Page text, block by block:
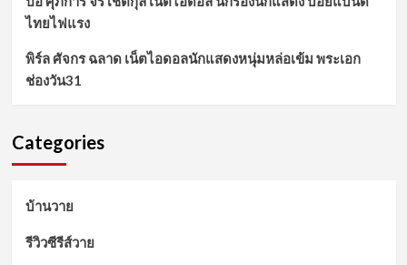
ไทยไฟแรง
พิร์ล ศัจกร ฉลาด เน็ตไอดอลนักแสดงหนุ่มหล่อเข้ม พระเอก
ช่องวัน31
Categories
บ้านวาย
รีวิวซีรีส์วาย